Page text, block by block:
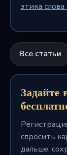
этика
Все статьи
Задайте
спросить
дальше,